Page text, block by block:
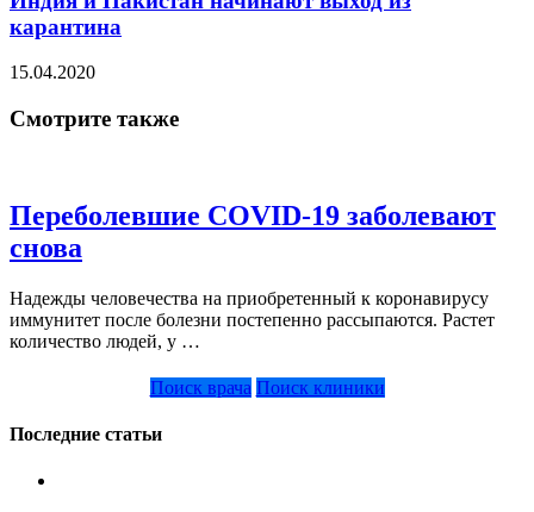
карантина
15.04.2020
Смотрите также
Переболевшие COVID-19 заболевают
снова
Надежды человечества на приобретенный к коронавирусу
иммунитет после болезни постепенно рассыпаются. Растет
количество людей, у …
Поиск врача Поиск клиники
Последние статьи